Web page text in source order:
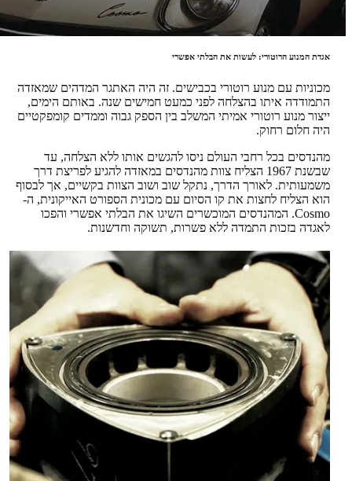
אגדת המנוע הרוטורי: לעשות את הבלתי אפשרי
מכוניות עם מנוע רוטורי בכבישים. זה היה האתגר המדהים שמאזדה
התמודדה איתו בהצלחה לפני כמעט חמישים שנה. באותם הימים,
ייצור מנוע רוטורי אמיתי המשלב בין הספק גבוה וממדים קומפקטיים
היה חלום רחוק.
מהנדסים בכל רחבי העולם ניסו להגשים אותו ללא הצלחה, עד
שבשנת 1967 הצליח צוות מהנדסים במאזדה להגיע לפריצת דרך
משמעותית. לאורך הדרך, נתקל שוב ושוב הצוות בקשיים, אך לבסוף
הוא הצליח לחצות את קו הסיום עם מכונית הספורט האייקונית, ה-
Cosmo. המהנדסים המוכשרים השיגו את הבלתי אפשרי והפכו
לאגדה בזכות התמדה ללא פשרות, תשוקה וחדשנות.